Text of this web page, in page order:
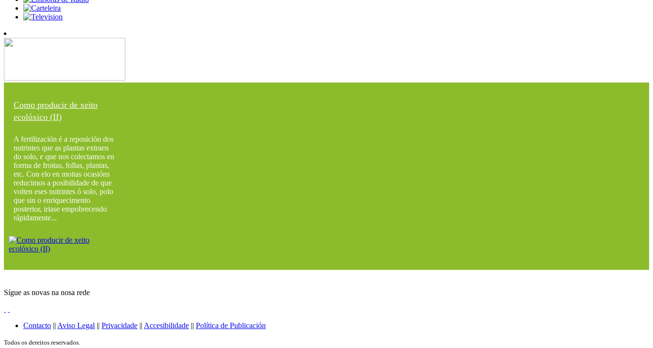
Como producir de xeito
ecolóxico (II)
A fertilización é a reposición dos
nutrintes que as plantas extraen
do solo, e que nos colectamos en
forma de froitas, follas, plantas,
etc. Con elo en moitas ocasións
reducimos a posibilidade de que
volten eses nutrintes ó solo, polo
que sin o enriquecimento
posterior, iriase empobrecendo
rápidamente...
Sígue as novas na nosa rede
Contacto || Aviso Legal || Privacidade || Accesibilidade || Política de Publicación
Todos os dereitos reservados.